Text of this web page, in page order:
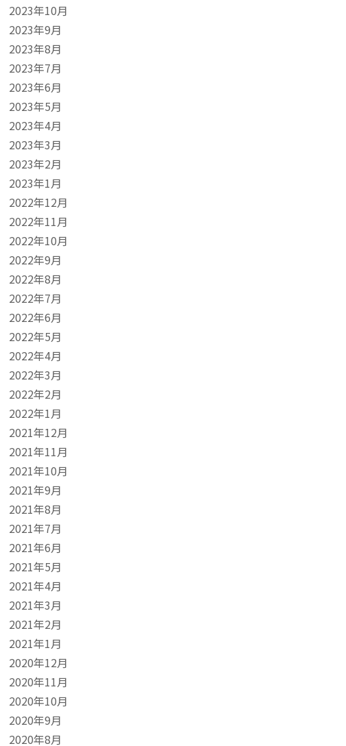
2023年10月
2023年9月
2023年8月
2023年7月
2023年6月
2023年5月
2023年4月
2023年3月
2023年2月
2023年1月
2022年12月
2022年11月
2022年10月
2022年9月
2022年8月
2022年7月
2022年6月
2022年5月
2022年4月
2022年3月
2022年2月
2022年1月
2021年12月
2021年11月
2021年10月
2021年9月
2021年8月
2021年7月
2021年6月
2021年5月
2021年4月
2021年3月
2021年2月
2021年1月
2020年12月
2020年11月
2020年10月
2020年9月
2020年8月